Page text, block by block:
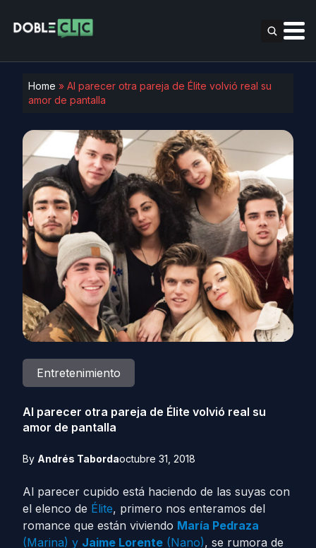
Home » Al parecer otra pareja de Élite volvió real su
amor de pantalla
Entretenimiento
Al parecer otra pareja de Élite volvió real su
amor de pantalla
By Andrés Tabordaoctubre 31, 2018
Al parecer cupido está haciendo de las suyas con
el elenco de Élite, primero nos enteramos del
romance que están viviendo María Pedraza
(Marina) y Jaime Lorente (Nano), se rumora de